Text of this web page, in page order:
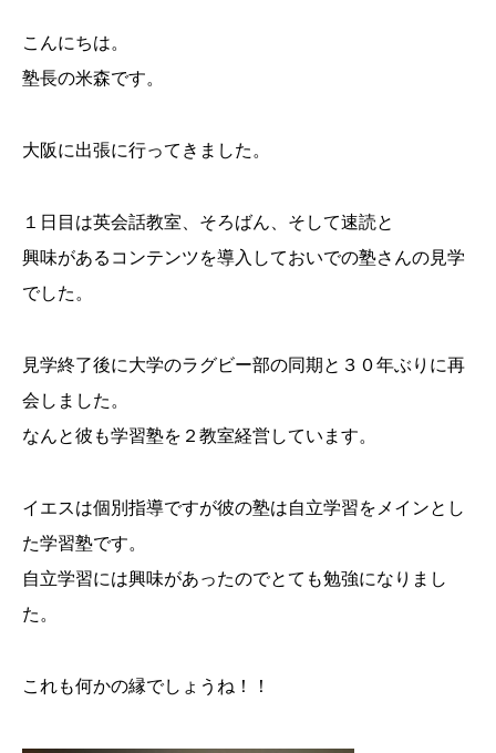
こんにちは。
塾長の米森です。
大阪に出張に行ってきました。
１日目は英会話教室、そろばん、そして速読と
興味があるコンテンツを導入しておいでの塾さんの見学
でした。
見学終了後に大学のラグビー部の同期と３０年ぶりに再
会しました。
なんと彼も学習塾を２教室経営しています。
イエスは個別指導ですが彼の塾は自立学習をメインとし
た学習塾です。
自立学習には興味があったのでとても勉強になりまし
た。
これも何かの縁でしょうね！！